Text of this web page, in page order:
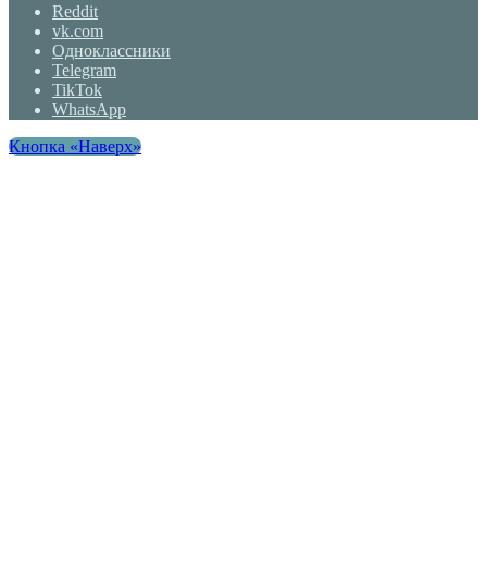
Reddit
vk.com
Одноклассники
Telegram
TikTok
WhatsApp
Кнопка «Наверх»